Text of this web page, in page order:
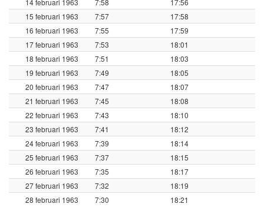
15 februari 1963
7:57
17:58
16 februari 1963
7:55
17:59
17 februari 1963
7:53
18:01
18 februari 1963
7:51
18:03
19 februari 1963
7:49
18:05
20 februari 1963
7:47
18:07
21 februari 1963
7:45
18:08
22 februari 1963
7:43
18:10
23 februari 1963
7:41
18:12
24 februari 1963
7:39
18:14
25 februari 1963
7:37
18:15
26 februari 1963
7:35
18:17
27 februari 1963
7:32
18:19
28 februari 1963
7:30 18:21